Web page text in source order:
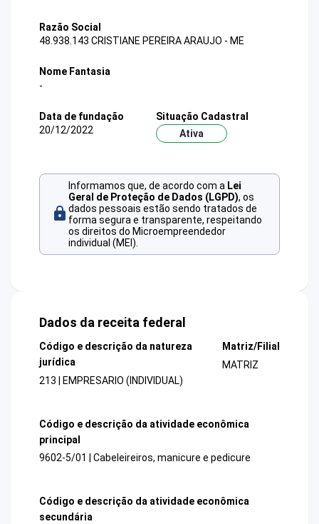
Razão Social
48.938.143 CRISTIANE PEREIRA ARAUJO - ME
Nome Fantasia
-
Data de fundação
20/12/2022
Situação Cadastral
Ativa
Informamos que, de acordo com a Lei
Geral de Proteção de Dados (LGPD), os
dados pessoais estão sendo tratados de
forma segura e transparente, respeitando
os direitos do Microempreendedor
individual (MEI).
Dados da receita federal
Código e descrição da natureza
jurídica
213 | EMPRESARIO (INDIVIDUAL)
Matriz/Filial
MATRIZ
Código e descrição da atividade econômica
principal
9602-5/01 | Cabeleireiros, manicure e pedicure
Código e descrição da atividade econômica
secundária